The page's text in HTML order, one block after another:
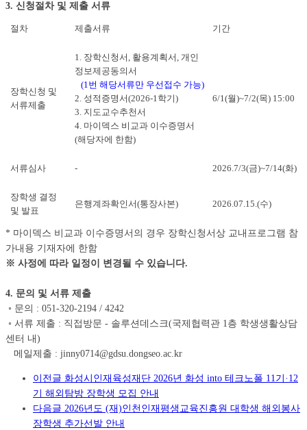
3. 신청절차 및 제출 서류
절차 제출서류 기간
장학신청 및
서류제출
1. 장학신청서, 활용계획서, 개인
정보제공동의서
(1번 해당서류만 우선접수 가능)
2. 성적증명서(2026-1학기)
3. 지도교수추천서
4. 마이덱스 비교과 이수증명서
(해당자에 한함)
6/1(월)~7/2(목) 15:00
서류심사 - 2026.7/3(금)~7/14(화)
장학생 결정
및 발표
은행계좌확인서(통장사본) 2026.07.15.(수)
* 마이덱스 비교과 이수증명서의 경우 장학신청서상 교내프로그램 참
가내용 기재자에 한함
※ 사정에 따라 일정이 변경될 수 있습니다.
4. 문의 및 서류 제출
◦ 문의 : 051-320-2194 / 4242
◦ 서류 제출 : 직접방문 - 솔루션데스크(국제협력관 1층 학생생활상담
센터 내)
메일제출 : jinny0714@gdsu.dongseo.ac.kr
이전글 화성시인재육성재단 2026년 화성 into 테크노폴 11기·12
기 해외탐방 장학생 모집 안내
다음글 2026년도 (재)인천인재평생교육진흥원 대학생 해외봉사
장학생 추가선발 안내